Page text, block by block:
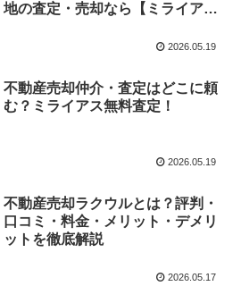
地の査定・売却なら【ミライアス
2026.05.19
不動産売却仲介・査定はどこに頼
む？ミライアス無料査定！
2026.05.19
不動産売却ラクウルとは？評判・
口コミ・料金・メリット・デメリ
ットを徹底解説
2026.05.17